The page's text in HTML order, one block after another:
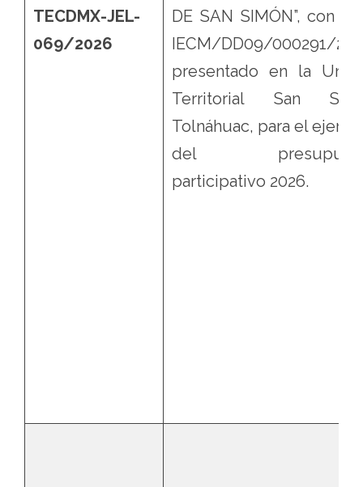
TECDMX-JEL-
069/2026
DE SAN SIMÓN”, con
IECM/DD09/000291/26,
presentado en la
Territorial San
Tolnáhuac, para el
del
participativo 2026.